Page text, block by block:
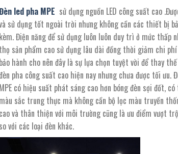
led pha MPE sử dụng nguồn LED công suất cao
sử dụng tốt ngoài trời nhưng không cần các thiết bị
kèm. Điện năng để sử dụng luôn luôn duy trì ở mức thấp
thọ sản phẩm cao sử dụng lâu dài đồng thời giảm chi phí
bảo hành cho nên đây là sự lựa chọn tuyệt vời để thay
pha công suất cao hiện nay nhưng chưa được tối ưu.
MPE có hiệu suất phát sáng cao hơn bóng đèn sợi đốt,
màu sắc trung thực mà không cần bộ lọc màu truyền
cao và thân thiện với môi trường cũng là ưu điểm vượt
so với các loại đèn khác.